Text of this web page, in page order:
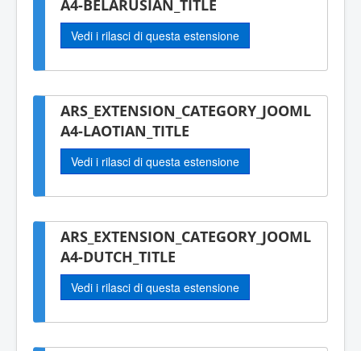
A4-BELARUSIAN_TITLE
Vedi i rilasci di questa estensione
ARS_EXTENSION_CATEGORY_JOOML
A4-LAOTIAN_TITLE
Vedi i rilasci di questa estensione
ARS_EXTENSION_CATEGORY_JOOML
A4-DUTCH_TITLE
Vedi i rilasci di questa estensione